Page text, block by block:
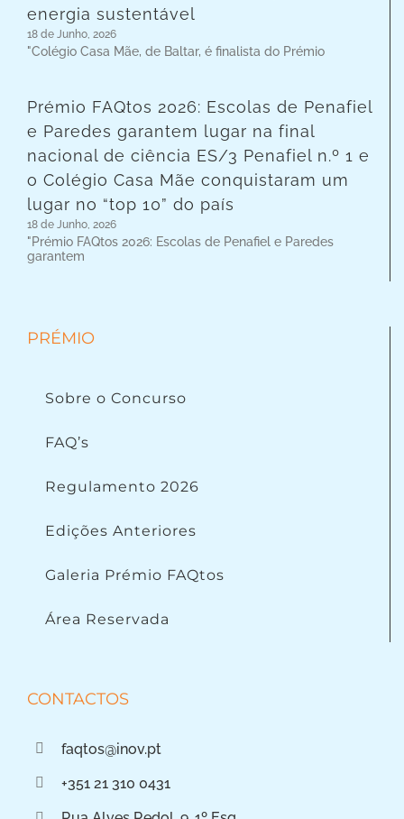
energia sustentável
18 de Junho, 2026
"Colégio Casa Mãe, de Baltar, é finalista do Prémio
Prémio FAQtos 2026: Escolas de Penafiel
e Paredes garantem lugar na final
nacional de ciência ES/3 Penafiel n.º 1 e
o Colégio Casa Mãe conquistaram um
lugar no “top 10” do país
18 de Junho, 2026
"Prémio FAQtos 2026: Escolas de Penafiel e Paredes
garantem
PRÉMIO
Sobre o Concurso
FAQ’s
Regulamento 2026
Edições Anteriores
Galeria Prémio FAQtos
Área Reservada
CONTACTOS
faqtos@inov.pt
+351 21 310 0431